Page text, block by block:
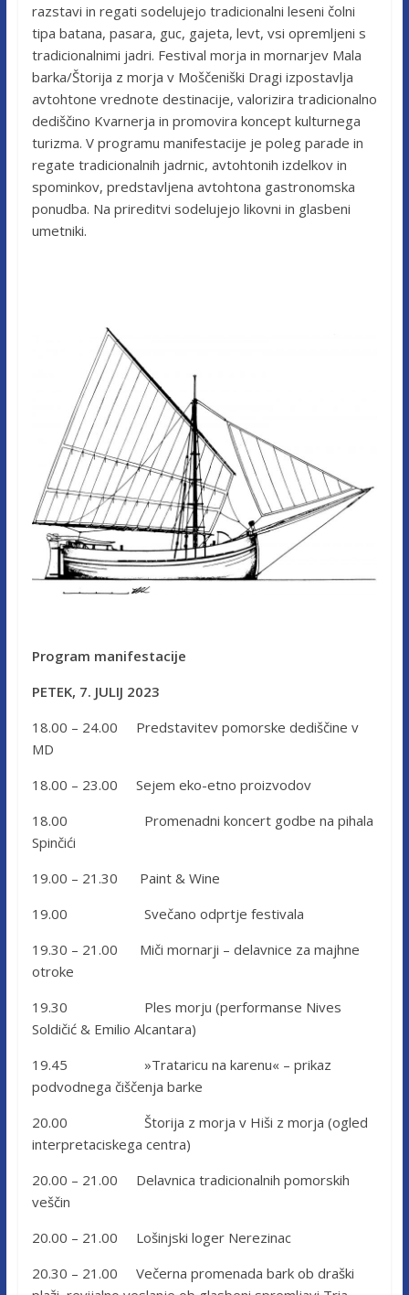
razstavi in regati sodelujejo tradicionalni leseni čolni
tipa batana, pasara, guc, gajeta, levt, vsi opremljeni s
tradicionalnimi jadri. Festival morja in mornarjev Mala
barka/Štorija z morja v Moščeniški Dragi izpostavlja
avtohtone vrednote destinacije, valorizira tradicionalno
dediščino Kvarnerja in promovira koncept kulturnega
turizma. V programu manifestacije je poleg parade in
regate tradicionalnih jadrnic, avtohtonih izdelkov in
spominkov, predstavljena avtohtona gastronomska
ponudba. Na prireditvi sodelujejo likovni in glasbeni
umetniki.
Program manifestacije
PETEK, 7. JULIJ 2023
18.00 – 24.00 Predstavitev pomorske dediščine v
MD
18.00 – 23.00 Sejem eko-etno proizvodov
18.00 Promenadni koncert godbe na pihala
Spinčići
19.00 – 21.30 Paint & Wine
19.00 Svečano odprtje festivala
19.30 – 21.00 Miči mornarji – delavnice za majhne
otroke
19.30 Ples morju (performanse Nives
Soldičić & Emilio Alcantara)
19.45 »Trataricu na karenu« – prikaz
podvodnega čiščenja barke
20.00 Štorija z morja v Hiši z morja (ogled
interpretaciskega centra)
20.00 – 21.00 Delavnica tradicionalnih pomorskih
veščin
20.00 – 21.00 Lošinjski loger Nerezinac
20.30 – 21.00 Večerna promenada bark ob draški